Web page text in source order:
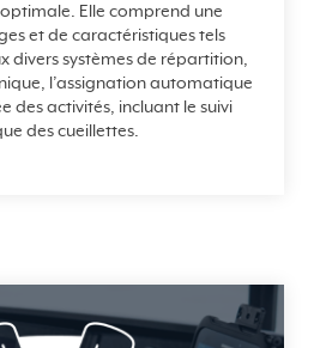
Elle comprend une
et de caractéristiques tels
divers systèmes de répartition,
l’assignation automatique
des activités, incluant le suivi
des cueillettes.